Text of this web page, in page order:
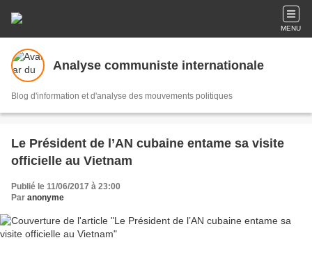
MENU
Analyse communiste internationale
Blog d'information et d'analyse des mouvements politiques
Le Président de l’AN cubaine entame sa visite
officielle au Vietnam
Publié le 11/06/2017 à 23:00
Par anonyme